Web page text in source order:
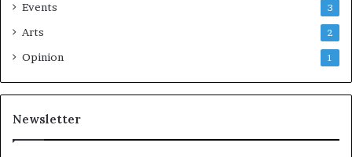
Events 3
Arts 2
Opinion 1
Newsletter